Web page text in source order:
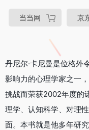
当当网 京
丹尼尔·卡尼曼是位格外
影响力的心理学家之一
挑战而荣获2002年度的
理学、认知科学、对理
面。本书就是他多年研